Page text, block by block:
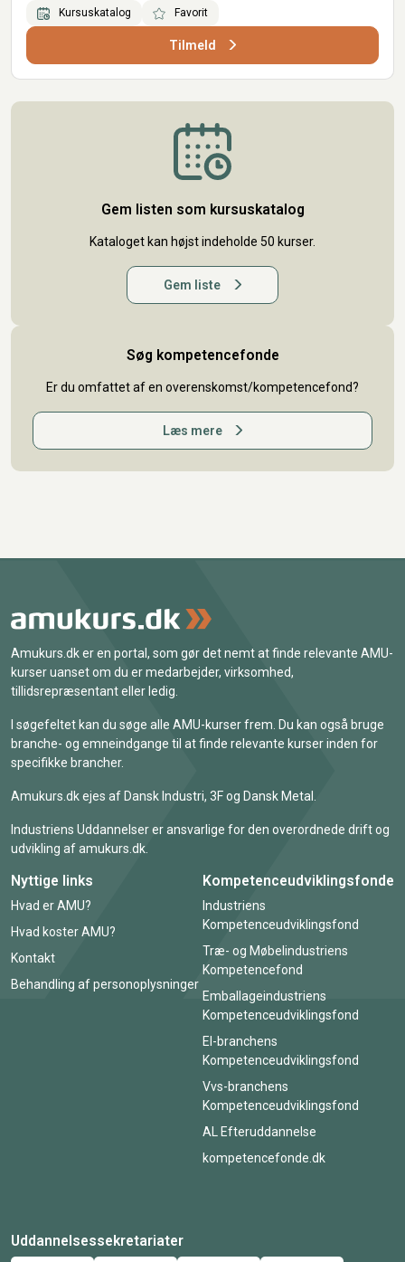
Kursuskatalog Favorit
Tilmeld
Gem listen som kursuskatalog
Kataloget kan højst indeholde 50 kurser.
Gem liste
Søg kompetencefonde
Er du omfattet af en overenskomst/kompetencefond?
Læs mere
Amukurs.dk er en portal, som gør det nemt at finde relevante AMU-
kurser uanset om du er medarbejder, virksomhed,
tillidsrepræsentant eller ledig.
I søgefeltet kan du søge alle AMU-kurser frem. Du kan også bruge
branche- og emneindgange til at finde relevante kurser inden for
specifikke brancher.
Amukurs.dk ejes af Dansk Industri, 3F og Dansk Metal.
Industriens Uddannelser er ansvarlige for den overordnede drift og
udvikling af amukurs.dk.
Nyttige links
Hvad er AMU?
Hvad koster AMU?
Kontakt
Behandling af personoplysninger
Kompetenceudviklingsfonde
Industriens
Kompetenceudviklingsfond
Træ- og Møbelindustriens
Kompetencefond
Emballageindustriens
Kompetenceudviklingsfond
El-branchens
Kompetenceudviklingsfond
Vvs-branchens
Kompetenceudviklingsfond
AL Efteruddannelse
kompetencefonde.dk
Uddannelsessekretariater